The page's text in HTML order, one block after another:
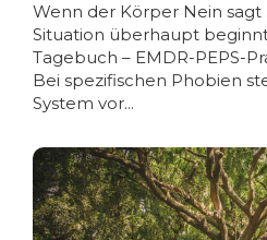
Wenn der Körper Nein
Situation überhaupt
Tagebuch – EMDR-PEPS-
Bei spezifischen Phobien
System vor...